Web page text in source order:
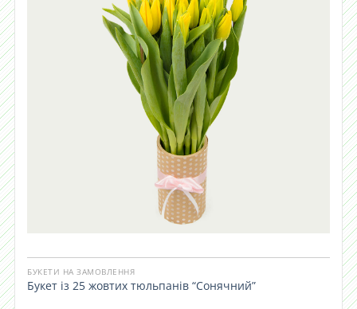
БУКЕТИ НА ЗАМОВЛЕННЯ
Букет із 25 жовтих тюльпанів “Сонячний”